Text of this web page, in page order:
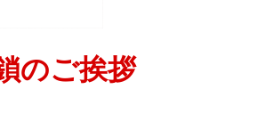
のご挨拶